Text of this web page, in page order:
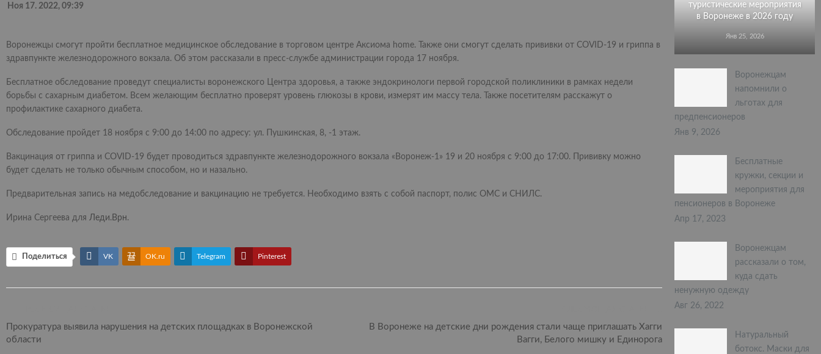
Ноя 17. 2022, 09:39
Воронежцы смогут пройти бесплатное медицинское обследование в торговом центре Аксиома home. Также они смогут сделать прививки от COVID-19 и гриппа в
здравпункте железнодорожного вокзала. Об этом рассказали в пресс-службе администрации города 17 ноября.
Бесплатное обследование проведут специалисты воронежского Центра здоровья, а также эндокринологи первой городской поликлиники в рамках недели
борьбы с сахарным диабетом. Всем желающим бесплатно проверят уровень глюкозы в крови, измерят им массу тела. Также посетителям расскажут о
профилактике сахарного диабета.
Обследование пройдет 18 ноября с 9:00 до 14:00 по адресу: ул. Пушкинская, 8, -1 этаж.
Вакцинация от гриппа и COVID-19 будет проводиться здравпункте железнодорожного вокзала «Воронеж-1» 19 и 20 ноября с 9:00 до 17:00. Прививку можно
будет сделать не только обычным способом, но и назально.
Предварительная запись на медобследование и вакцинацию не требуется. Необходимо взять с собой паспорт, полис ОМС и СНИЛС.
Ирина Сергеева для Леди.Врн.
Поделиться VK OK.ru Telegram Pinterest
Прокуратура выявила нарушения на детских площадках в Воронежской
области
В Воронеже на детские дни рождения стали чаще приглашать Хагги
Вагги, Белого мишку и Единорога
туристические мероприятия
в Воронеже в 2026 году
Янв 25, 2026
Воронежцам
напомнили о
льготах для
предпенсионеров
Янв 9, 2026
Бесплатные
кружки, секции и
мероприятия для
пенсионеров в Воронеже
Апр 17, 2023
Воронежцам
рассказали о том,
куда сдать
ненужную одежду
Авг 26, 2022
Натуральный
ботокс. Маски для